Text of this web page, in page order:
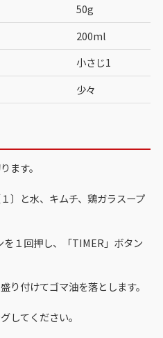
50g
200ml
小さじ1
少々
ます。
〕と水、キムチ、鶏ガラスープ
１回押し、「TIMER」ボタン
り付けてゴマ油を落とします。
してください。